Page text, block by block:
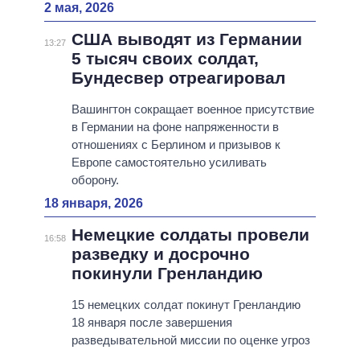
2 мая, 2026
13:27 США выводят из Германии
5 тысяч своих солдат,
Бундесвер отреагировал
Вашингтон сокращает военное присутствие
в Германии на фоне напряженности в
отношениях с Берлином и призывов к
Европе самостоятельно усиливать
оборону.
18 января, 2026
16:58
Немецкие солдаты провели
разведку и досрочно
покинули Гренландию
15 немецких солдат покинут Гренландию
18 января после завершения
разведывательной миссии по оценке угроз